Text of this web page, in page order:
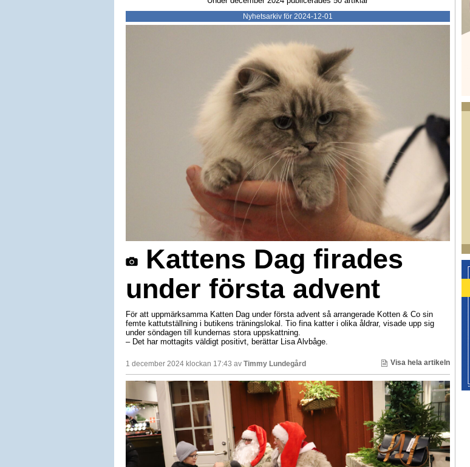
Nyhetsarkiv för 2024-12-01
Kattens Dag firades
under första advent
För att uppmärksamma Katten Dag under första advent så arrangerade Kotten & Co sin
femte kattutställning i butikens träningslokal. Tio fina katter i olika åldrar, visade upp sig
under söndagen till kundernas stora uppskattning.
– Det har mottagits väldigt positivt, berättar Lisa Alvbåge.
1 december 2024 klockan 17:43 av Timmy Lundegård Visa hela artikeln